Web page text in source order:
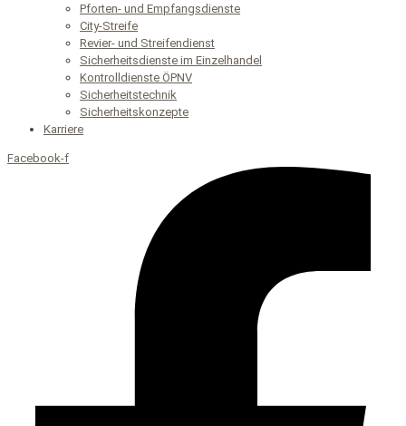
Pforten- und Empfangsdienste
City-Streife
Revier- und Streifendienst
Sicherheitsdienste im Einzelhandel
Kontrolldienste ÖPNV
Sicherheitstechnik
Sicherheitskonzepte
Karriere
Facebook-f